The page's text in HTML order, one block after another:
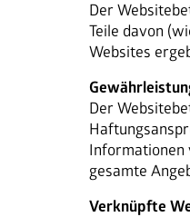
Der
Teile davon
Websites
Der
Informationen
gesamte
Verknüpfte